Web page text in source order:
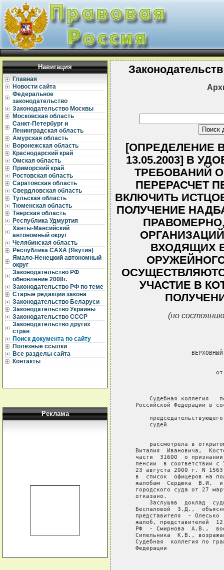
Навигация
Главная
Новости сайта
Федеральное
законодательство
Законодательство Москвы
Московская область
Санкт-Петербург и
Ленинградская область
Амурская область
Воронежская область
Краснодарский край
Омская область
Приморский край
Ростовская область
Саратовская область
Свердловская область
Тульская область
Тюменская область
Тверская область
Республика Удмуртия
Ханты-Мансийский
автономный округ
Челябинская область
Республика САХА (Якутия)
Ямало-Ненецкий автономный
округ
Законодательство РФ
обновление 2008г.
Законодательство РФ по теме
Старые редакции закона
Законодательство Беларуси
Законодательство Украины
Законодательство СССР
Законодательство других
стран
Поиск документа по сайту
Полезные ссылки
Все разделы сайта
Контакты
Реклама
[ОПРЕДЕЛЕНИЕ
13.05.2003] В
ТРЕБОВАНИЙ
ПЕРЕРАСЧЕТ
ВКЛЮЧИТЬ
ПОЛУЧЕНИЕ
ВХОДЯЩИХ
УЧАСТИЕ В
(по
Судебная коллегия
Российской Федерации в
судей
рассмотрела в
Виталия  Ивановича,
части  31600  о
пенсии  в соответствии с
23 августа 2000 г. N
в  список  офицеров на
жалобам  Сердюка  В.И.
городского суда от 27
   отказано.
Заслушав  доклад
Беспаловой  З.Д.,
представителя  - Олесько
жалоб, представителей
РФ  - Смирнова  А.В.,
Сипельника  К.В.,
Судебная  коллегия по
   Федерации